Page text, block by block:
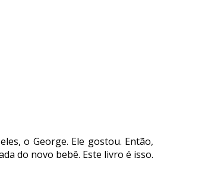
o George. Ele gostou. Então,
do novo bebê. Este livro é isso.